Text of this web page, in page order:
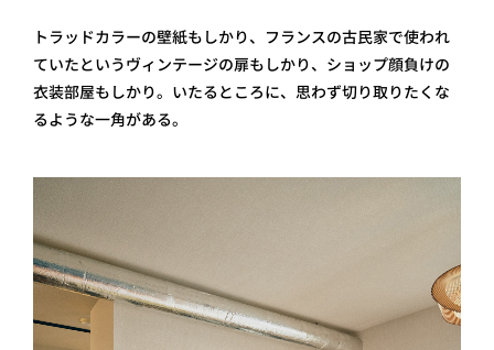
トラッドカラーの壁紙もしかり、フランスの古民家で使われ
ていたというヴィンテージの扉もしかり、ショップ顔負けの
衣装部屋もしかり。いたるところに、思わず切り取りたくな
るような一角がある。